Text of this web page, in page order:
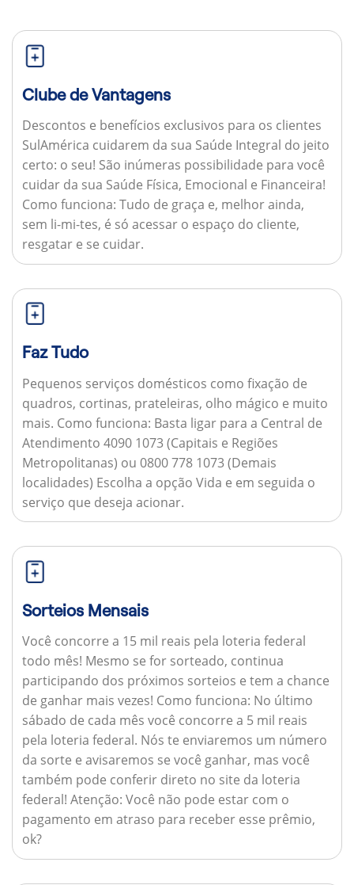
Clube de Vantagens
Descontos e benefícios exclusivos para os clientes
SulAmérica cuidarem da sua Saúde Integral do jeito
certo: o seu! São inúmeras possibilidade para você
cuidar da sua Saúde Física, Emocional e Financeira!
Como funciona: Tudo de graça e, melhor ainda,
sem li-mi-tes, é só acessar o espaço do cliente,
resgatar e se cuidar.
Faz Tudo
Pequenos serviços domésticos como fixação de
quadros, cortinas, prateleiras, olho mágico e muito
mais. Como funciona: Basta ligar para a Central de
Atendimento 4090 1073 (Capitais e Regiões
Metropolitanas) ou 0800 778 1073 (Demais
localidades) Escolha a opção Vida e em seguida o
serviço que deseja acionar.
Sorteios Mensais
Você concorre a 15 mil reais pela loteria federal
todo mês! Mesmo se for sorteado, continua
participando dos próximos sorteios e tem a chance
de ganhar mais vezes! Como funciona: No último
sábado de cada mês você concorre a 5 mil reais
pela loteria federal. Nós te enviaremos um número
da sorte e avisaremos se você ganhar, mas você
também pode conferir direto no site da loteria
federal! Atenção: Você não pode estar com o
pagamento em atraso para receber esse prêmio,
ok?